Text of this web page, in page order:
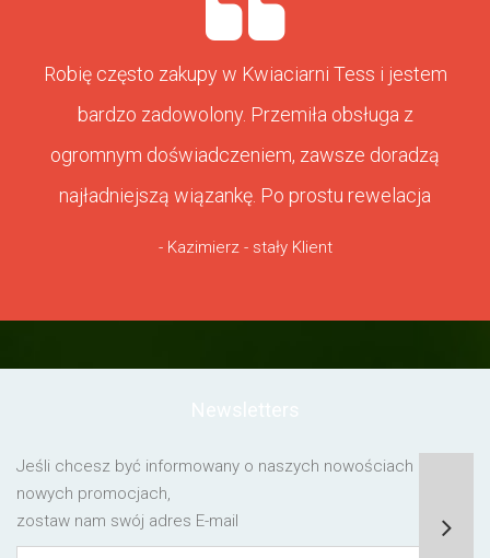
Robię często zakupy w Kwiaciarni Tess i jestem
bardzo zadowolony. Przemiła obsługa z
ogromnym doświadczeniem, zawsze doradzą
najładniejszą wiązankę. Po prostu rewelacja
- Kazimierz - stały Klient
Jeśli chcesz być informowany o naszych nowościach lub o
nowych promocjach,
zostaw nam swój adres E-mail